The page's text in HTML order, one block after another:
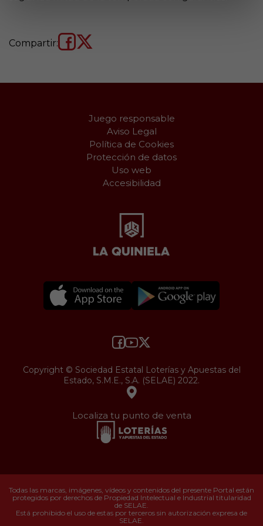
Compartir:
Juego responsable
Aviso Legal
Política de Cookies
Protección de datos
Uso web
Accesibilidad
Copyright © Sociedad Estatal Loterías y Apuestas del
Estado, S.M.E., S.A. (SELAE) 2022.
Localiza tu punto de venta
Todas las marcas, imágenes, vídeos y contenidos del presente Portal están
protegidos por derechos de Propiedad Intelectual e Industrial titularidad
de SELAE.
Está prohibido el uso de estas por terceros sin autorización expresa de
SELAE.